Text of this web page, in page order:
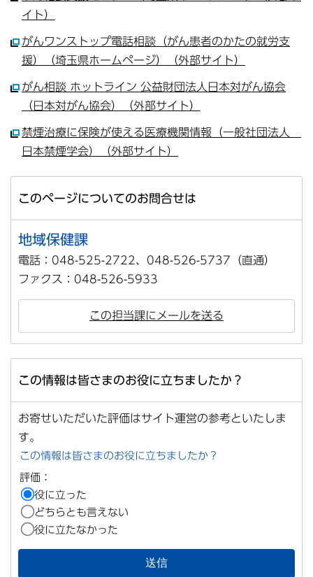
イト）
がんワンストップ電話相談（がん患者のかたの就労支
援）（埼玉県ホームページ）（外部サイト）
がん相談 ホットライン 公益財団法人日本対がん協会
（日本対がん協会）（外部サイト）
禁煙治療に保険が使える医療機関情報（一般社団法人
日本禁煙学会）（外部サイト）
このページについてのお問合せは
地域保健課
電話：048-525-2722、048-526-5737（直通）
ファクス：048-526-5933
この担当課にメールを送る
この情報は皆さまのお役に立ちましたか？
お寄せいただいた評価はサイト運営の参考といたしま
す。
この情報は皆さまのお役に立ちましたか？
評価：
役に立った
どちらとも言えない
役に立たなかった